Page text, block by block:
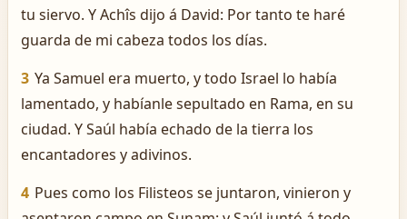
tu siervo. Y Achîs dijo á David: Por tanto te haré
guarda de mi cabeza todos los días.
3 Ya Samuel era muerto, y todo Israel lo había
lamentado, y habíanle sepultado en Rama, en su
ciudad. Y Saúl había echado de la tierra los
encantadores y adivinos.
4 Pues como los Filisteos se juntaron, vinieron y